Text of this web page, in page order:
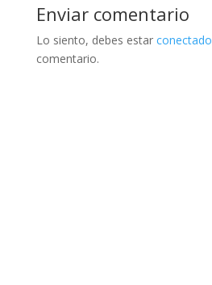
Enviar comentario
Lo siento, debes estar conectado
comentario.